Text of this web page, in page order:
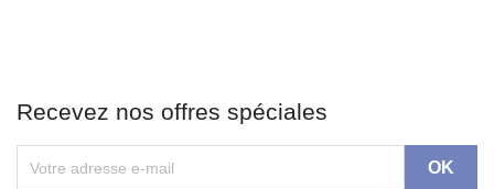
Recevez nos offres spéciales